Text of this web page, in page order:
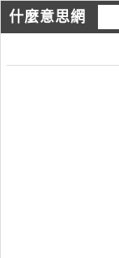
什麼意思網